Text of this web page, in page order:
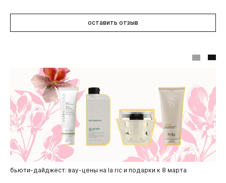
бьюти-дайджест: вау-цены на la ric и подарки к 8 марта
оставить отзыв